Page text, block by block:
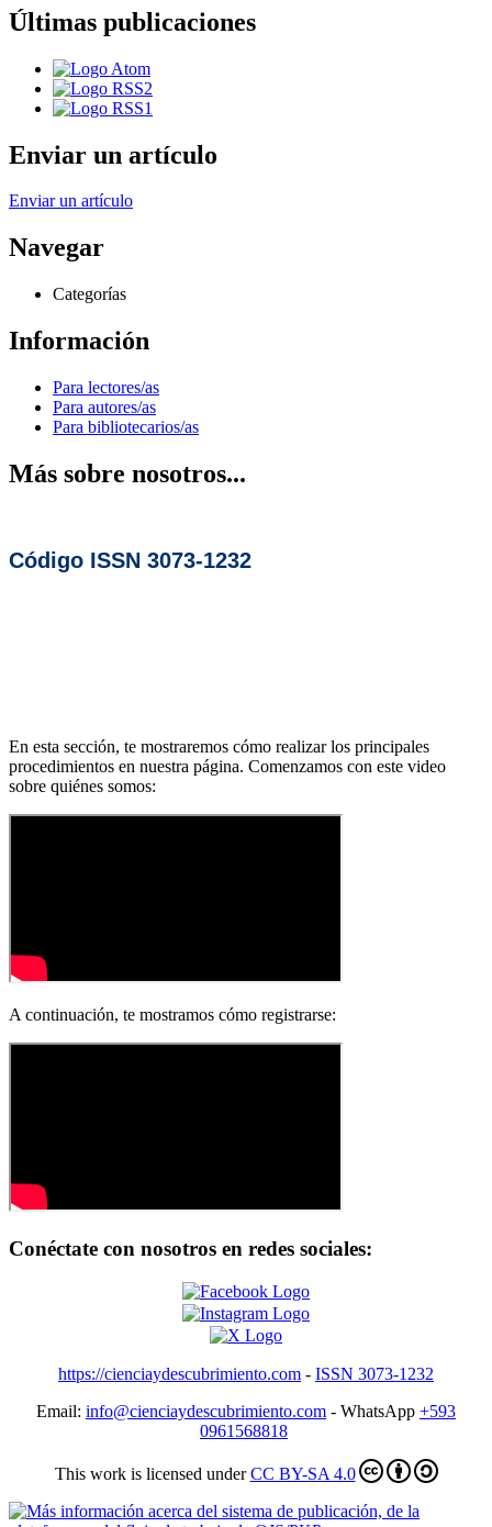
Últimas publicaciones
Enviar un artículo
Enviar un artículo
Navegar
Categorías
Información
Para lectores/as
Para autores/as
Para bibliotecarios/as
Más sobre nosotros...
Código ISSN 3073-1232
En esta sección, te mostraremos cómo realizar los principales
procedimientos en nuestra página. Comenzamos con este video
sobre quiénes somos:
A continuación, te mostramos cómo registrarse:
Conéctate con nosotros en redes sociales:
https://cienciaydescubrimiento.com - ISSN 3073-1232
Email: info@cienciaydescubrimiento.com - WhatsApp +593
0961568818
This work is licensed underCC BY-SA 4.0